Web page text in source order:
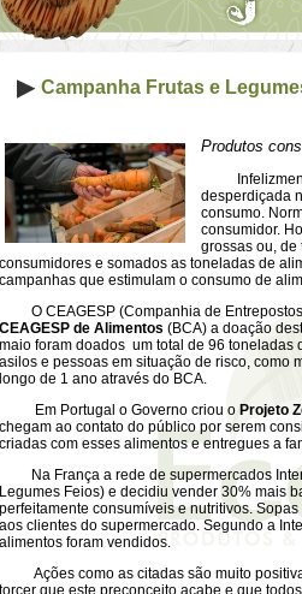
Campanha Frutas e
Produtos
Infelizmente
desperdiçada
consumo.
consumidor.
grossas ou,
consumidores e somados as toneladas de
campanhas que estimulam o consumo de
O CEAGESP (Companhia de Entrepostos
CEAGESP de Alimentos (BCA) a doação
maio foram doados um total de 96 toneladas
asilos e pessoas em situação de risco, como
longo de 1 ano através do BCA.
Em Portugal o Governo criou o Projeto
chegam ao contato do público por serem
criadas com esses alimentos e entregues a
Na França a rede de supermercados
Legumes Feios) e decidiu vender 30% mais
perfeitamente consumíveis e nutritivos.
aos clientes do supermercado. Segundo a
alimentos foram vendidos.
Ações como as citadas são muito
torcer que este preconceito acabe e que